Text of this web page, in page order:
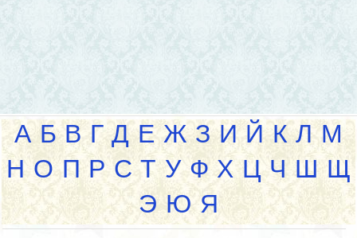
А Б В Г Д Е Ж З И Й К Л М
Н О П Р С Т У Ф Х Ц Ч Ш Щ
Э Ю Я